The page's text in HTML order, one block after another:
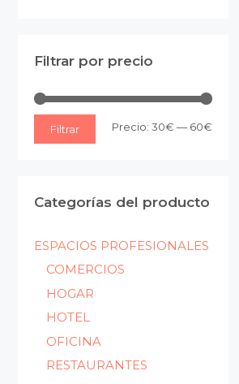
Filtrar por precio
Filtrar Precio: 30€ — 60€
Categorías del producto
ESPACIOS PROFESIONALES
COMERCIOS
HOGAR
HOTEL
OFICINA
RESTAURANTES